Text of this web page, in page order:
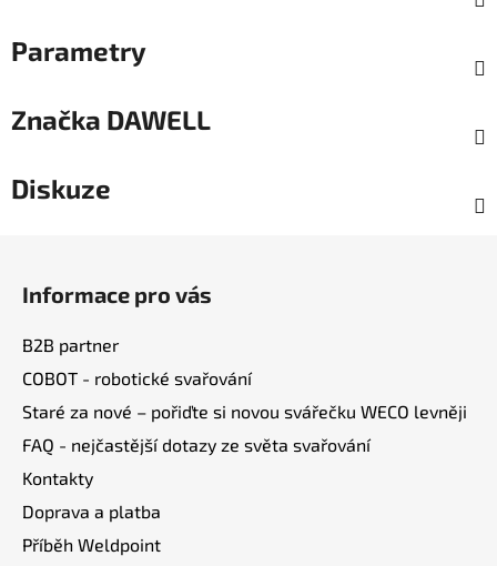
Parametry
Značka DAWELL
Diskuze
Informace pro vás
B2B partner
COBOT - robotické svařování
Staré za nové – pořiďte si novou svářečku WECO levněji
FAQ - nejčastější dotazy ze světa svařování
Kontakty
Doprava a platba
Příběh Weldpoint